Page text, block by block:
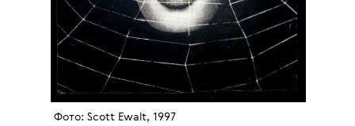
Фото: Scott Ewalt, 1997